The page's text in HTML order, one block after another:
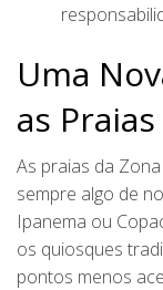
Uma
as
As praias da
sempre algo de
Ipanema ou
os quiosques
pontos menos